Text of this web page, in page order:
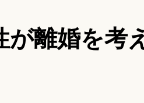
が離婚を考